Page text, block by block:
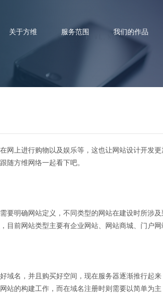
关于方维 服务范围 我们的作品
骤是什么？具体建设
网上进行购物以及娱乐等，这也让网站设计开发
随方维网络一起看下吧。
要明确网站定义，不同类型的网站在建设时所涉
前网站类型主要有企业网站、网站商城、门户网
域名，并且购买好空间，现在服务器逐渐推行起
站的构建工作，而在域名注册时则需要以简单为